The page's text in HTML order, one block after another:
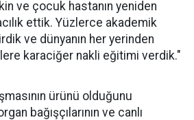
ve çocuk hastanın yeniden
ettik. Yüzlerce akademik
ve dünyanın her yerinden
karaciğer nakli eğitimi verdik."
ürünü olduğunu
bağışçılarının ve canlı